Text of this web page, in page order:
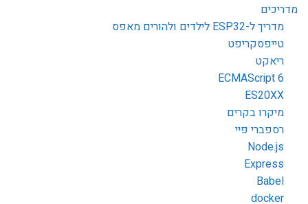
מדריכים
מדריך ל-ESP32 לילדים ולהורים מאפס
טייפסקריפט
ריאקט
ECMAScript 6
ES20XX
מיקרו בקרים
רספברי פיי
Node.js
Express
Babel
docker